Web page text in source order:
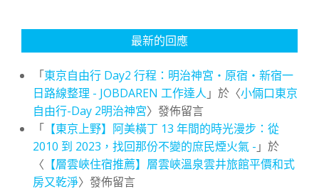
最新的回應
「東京自由行 Day2 行程：明治神宮・原宿・新宿一
日路線整理 - JOBDAREN 工作達人 」於〈小倆口東京
自由行-Day 2明治神宮〉發佈留言
「 【東京上野】阿美橫丁 13 年間的時光漫步：從
2010 到 2023，找回那份不變的庶民煙火氣 - 」於
〈 【層雲峽住宿推薦】層雲峽溫泉雲井旅館平價和式
房又乾淨〉發佈留言